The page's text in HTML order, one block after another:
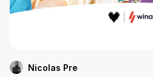
Nicolas Pre